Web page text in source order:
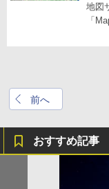
地図
「
前へ
おすすめ記事